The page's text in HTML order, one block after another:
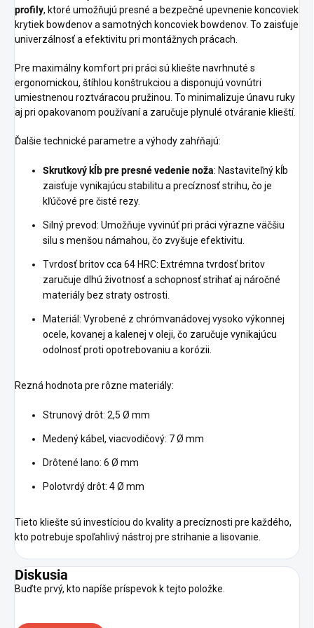
profily, ktoré umožňujú presné a bezpečné upevnenie koncoviek
krytiek bowdenov a samotných koncoviek bowdenov. To zaisťuje
univerzálnosť a efektivitu pri montážnych prácach.
Pre maximálny komfort pri práci sú kliešte navrhnuté s
ergonomickou, štíhlou konštrukciou a disponujú vovnútri
umiestnenou roztváracou pružinou. To minimalizuje únavu ruky
aj pri opakovanom používaní a zaručuje plynulé otváranie klieští.
Ďalšie technické parametre a výhody zahŕňajú:
Skrutkový kĺb pre presné vedenie noža: Nastaviteľný kĺb
zaisťuje vynikajúcu stabilitu a precíznosť strihu, čo je
kľúčové pre čisté rezy.
Silný prevod: Umožňuje vyvinúť pri práci výrazne väčšiu
silu s menšou námahou, čo zvyšuje efektivitu.
Tvrdosť britov cca 64 HRC: Extrémna tvrdosť britov
zaručuje dlhú životnosť a schopnosť strihať aj náročné
materiály bez straty ostrosti.
Materiál: Vyrobené z chrómvanádovej vysoko výkonnej
ocele, kovanej a kalenej v oleji, čo zaručuje vynikajúcu
odolnosť proti opotrebovaniu a korózii.
Rezná hodnota pre rôzne materiály:
Strunový drôt: 2,5 Ø mm
Medený kábel, viacvodičový: 7 Ø mm
Drôtené lano: 6 Ø mm
Polotvrdý drôt: 4 Ø mm
Tieto kliešte sú investíciou do kvality a precíznosti pre každého,
kto potrebuje spoľahlivý nástroj pre strihanie a lisovanie.
Diskusia
Buďte prvý, kto napíše príspevok k tejto položke.